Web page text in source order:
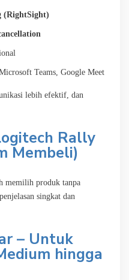
(RightSight)
Teams, Google Meet
lebih efektif, dan
Rally
Membeli)
memilih produk tanpa
singkat dan
– Untuk
hingga